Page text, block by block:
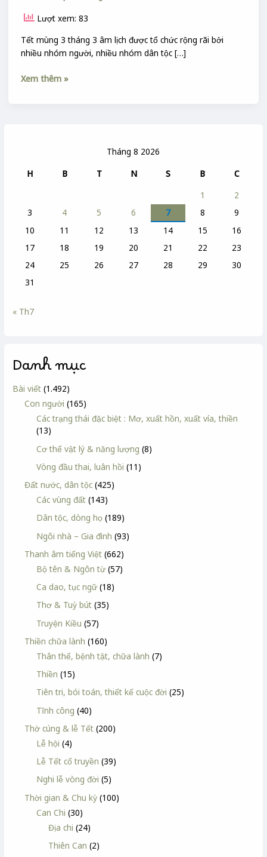
Tháng 8 2026
H
B T N S B
C
1
2
3
4 5 6 7 8
9
10
11 12 13 14 15
16
17
18 19 20 21 22
23
24
25 26 27 28 29
30
31
« Th7
Danh mục
Bài viết (1.492)
Con người (165)
Các trạng thái đặc biệt : Mơ, xuất hồn, xuất vía, thiền
(13)
Cơ thể vật lý & năng lượng (8)
Vòng đầu thai, luân hồi (11)
Đất nước, dân tộc (425)
Các vùng đất (143)
Dân tộc, dòng họ (189)
Ngôi nhà – Gia đình (93)
Thanh âm tiếng Việt (662)
Bộ tên & Ngôn từ (57)
Ca dao, tục ngữ (18)
Thơ & Tuỳ bút (35)
Truyện Kiều (57)
Thiền chữa lành (160)
Thân thể, bệnh tật, chữa lành (7)
Thiền (15)
Tiên tri, bói toán, thiết kế cuộc đời (25)
Tĩnh công (40)
Thờ cúng & lễ Tết (200)
Lễ hội (4)
Lễ Tết cổ truyền (39)
Nghi lễ vòng đời (5)
Thời gian & Chu kỳ (100)
Can Chi (30)
Địa chi (24)
Thiên Can (2)
Lượt xem: 83
Tết mùng 3 tháng 3 âm lịch được tổ chức rộng rãi bởi
nhiều nhóm người, nhiều nhóm dân tộc […]
Xem thêm »